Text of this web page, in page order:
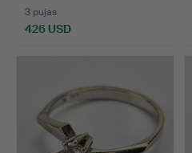
3 pujas
426 USD